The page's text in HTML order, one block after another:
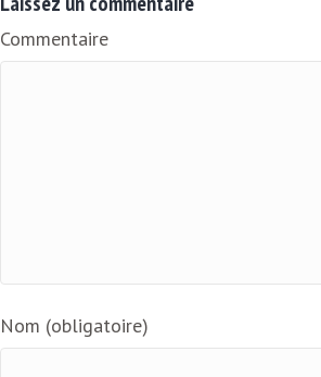
i
l
Commentaire
Nom (obligatoire)